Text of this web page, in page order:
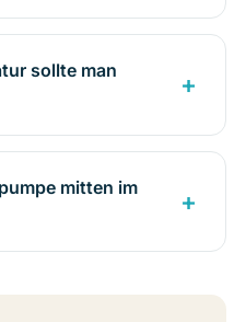
sollte man
mitten im